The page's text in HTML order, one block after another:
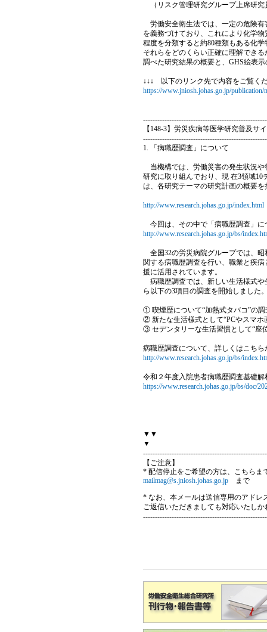
（リスク管理研究グループ上席研
労働安全衛生法では、一定の危険有
を義務づけており、これにより化学
程度を分類すると約80種類もある化
それらをどのくらい正確に理解でき
調べた研究結果の概要と、GHS絵表
↓↓↓ 以下のリンク先で内容をご覧く
https://www.jniosh.johas.go.jp/publication/
【148-3】労災疾病等医学研究普及サ
1. 「病職歴調査」について
当機構では、労働災害の発生状況や
研究に取り組んでおり、現 在3領域
は、各研究テーマの研究計画の概要
http://www.research.johas.go.jp/index.html
今回は、その中で「病職歴調査」に
http://www.research.johas.go.jp/bs/
全国32の労災病院グループでは、昭
関する病職歴調査を行い、職業と疾
援に活用されています。
病職歴調査では、新しい生活様式や
ら以下の3項目の調査を開始しました
① 喫煙歴について“加熱式タバコ”の調
② 新たな生活様式として“PCやスマホ
③ セデンタリーな生活習慣として“座
病職歴調査について、詳しくはこちら
http://www.research.johas.go.jp/bs/
令和２年度入院患者病職歴調査基礎解
https://www.research.johas.go.jp/bs/doc/
▼▼
▼
【ご注意】
* 配信停止をご希望の方は、こちらま
mailmag@s.jniosh.johas.go.jp まで
* なお、本メールは送信専用のアドレ
ご返信いただきましても対応いたし